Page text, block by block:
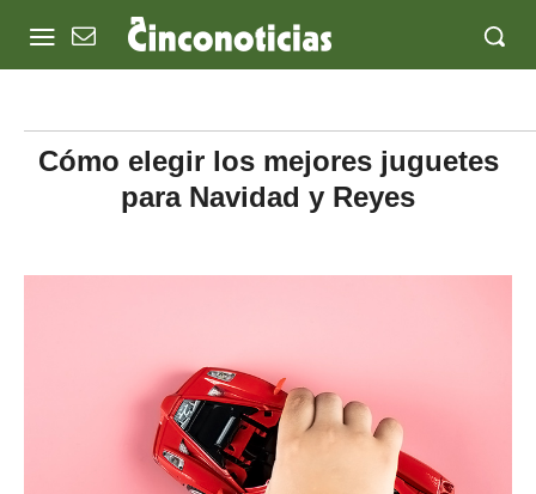
Cómo elegir los mejores juguetes
para Navidad y Reyes